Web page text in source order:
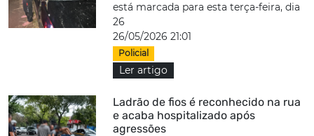
está marcada para esta terça-feira, dia
26
26/05/2026 21:01
Policial
Ler artigo
Ladrão de fios é reconhecido na rua
e acaba hospitalizado após
agressões